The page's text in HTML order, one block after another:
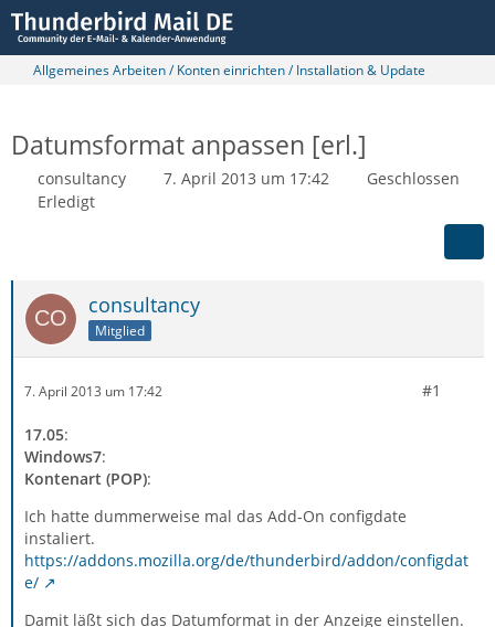
Allgemeines Arbeiten / Konten einrichten / Installation & Update
Datumsformat anpassen [erl.]
consultancy 7. April 2013 um 17:42
Geschlossen
Erledigt
consultancy
Mitglied
7. April 2013 um 17:42 #1
17.05:
Windows7:
Kontenart (POP):
Ich hatte dummerweise mal das Add-On configdate
instaliert.
https://addons.mozilla.org/de/thunderbird/addon/configdat
e/
Damit läßt sich das Datumformat in der Anzeige einstellen.